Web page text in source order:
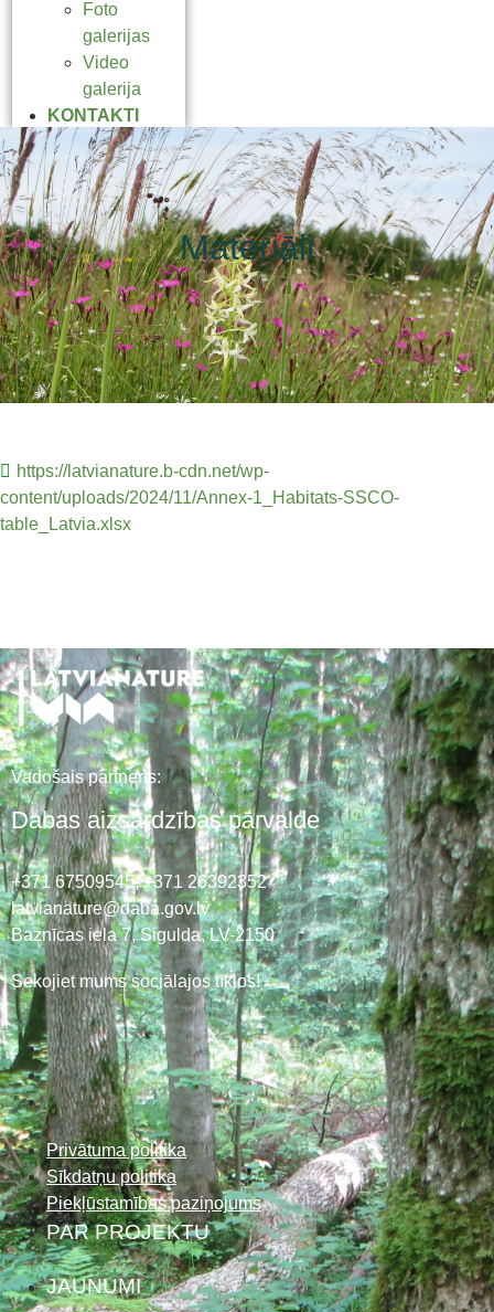
Foto
galerijas
Video
galerija
KONTAKTI
Materiāli
https://latvianature.b-cdn.net/wp-
content/uploads/2024/11/Annex-1_Habitats-SSCO-
table_Latvia.xlsx
Vadošais partneris:
Dabas aizsardzības pārvalde
+371 67509545,+371 26392352
latvianature@daba.gov.lv
Baznīcas iela 7, Sigulda, LV-2150
Sekojiet mums sociālajos tīklos!
Privātuma politika
Sīkdatņu politika
Piekļūstamības paziņojums
PAR PROJEKTU
JAUNUMI